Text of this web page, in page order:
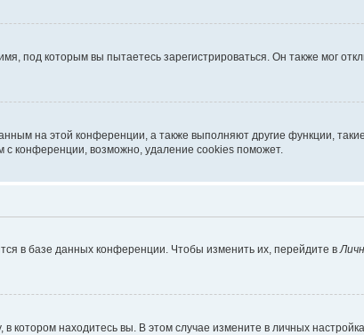
под которым вы пытаетесь зарегистрироваться. Он также мог
на этой конференции, а также выполняют другие функции,
конференции, возможно, удаление cookies поможет.
в базе данных конференции. Чтобы изменить их, перейдите в
котором находитесь вы. В этом случае измените в личных